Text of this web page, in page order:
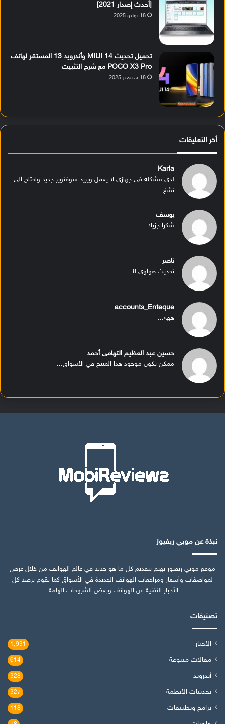
[أحدث إصدار 2021]
18 يوليو 2025
تحميل تحديث MIUI 14 وأندرويد 13 المستقر لهاتف
POCO X3 Pro مع شرح التثبيت
18 سبتمبر 2025
أخر التعليقات
Karla
لدي مشكله في جهازي لا يعمل ويريد سوفتوير جديد واحتاج الى
تشغ...
يوسف
شكرا جزيلا...
ناصر
تحديث هواوي 8...
accounts_Enteque
ههه...
حسين عبد العظيم التهامى أحمد
ممكن يكون موجود هذا المنتج في الأسواق...
نبذة عن موبي ريفيوز
موقع موبي ريفيوز يهتم بتقديم كل ما هو جديد في عالم الهواتف من خلال عرض
لمواصفات وأسعار ومراجعات الهواتف الجديدة في الأسواق كما نقوم برصد كل
الأخبار التقنية عن الهواتف وبعض الشروحات الهامة.
تصنيفات
الأخبار 1٬931
مقالات متنوعة 614
أندرويد 328
تحديثات الأنظمة 327
برامج وتطبيقات 118